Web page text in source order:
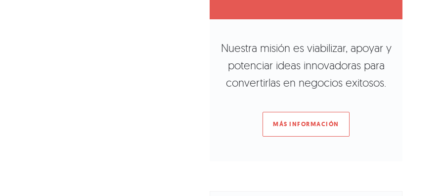
Nuestra misión es viabilizar, apoyar y
potenciar ideas innovadoras para
convertirlas en negocios exitosos.
MÁS INFORMACIÓN